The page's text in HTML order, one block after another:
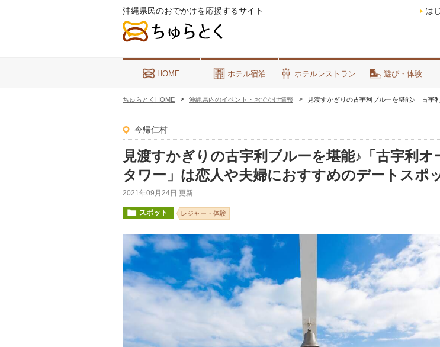
沖縄県民のおでかけを応援するサイト は
HOME ホテル宿泊 ホテルレストラン 遊び・体験
ちゅらとくHOME 沖縄県内のイベント・おでかけ情報 見渡すかぎりの古宇利ブルーを堪能♪「古宇
今帰仁村
見渡すかぎりの古宇利ブルーを堪能♪「古宇利オ
タワー」は恋人や夫婦におすすめのデートスポ
2021年09月24日 更新
スポット レジャー・体験